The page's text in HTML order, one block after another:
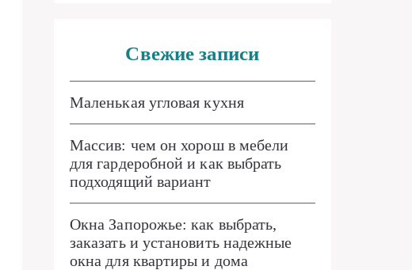
Свежие записи
Маленькая угловая кухня
Массив: чем он хорош в мебели
для гардеробной и как выбрать
подходящий вариант
Окна Запорожье: как выбрать,
заказать и установить надежные
окна для квартиры и дома